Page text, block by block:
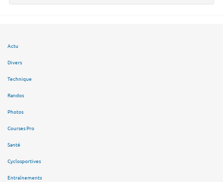
Actu
Divers
Technique
Randos
Photos
Courses Pro
Santé
Cyclosportives
Entraînements